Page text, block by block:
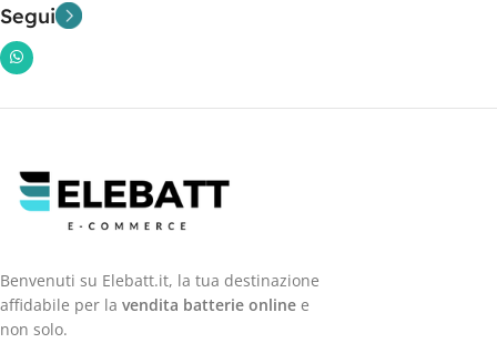
Segui
Benvenuti su Elebatt.it, la tua destinazione
affidabile per la vendita batterie online e
non solo.